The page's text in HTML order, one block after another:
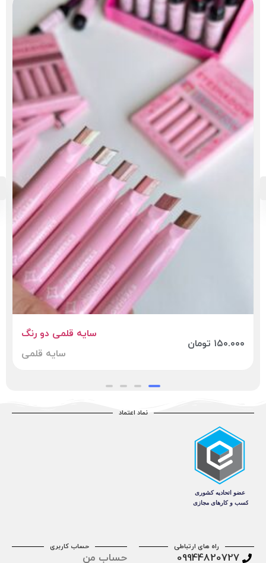
خط چشم GNV
خط چشم ماژیکی مات کاملا ۲۴
۳۶۰.۰۰۰ تومان
راه های ارتباطی حساب کاربری